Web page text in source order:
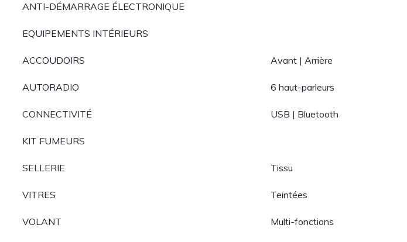
ANTI-DÉMARRAGE ÉLECTRONIQUE
EQUIPEMENTS INTÉRIEURS
ACCOUDOIRS Avant | Arrière
AUTORADIO 6 haut-parleurs
CONNECTIVITÉ USB | Bluetooth
KIT FUMEURS
SELLERIE Tissu
VITRES Teintées
VOLANT Multi-fonctions